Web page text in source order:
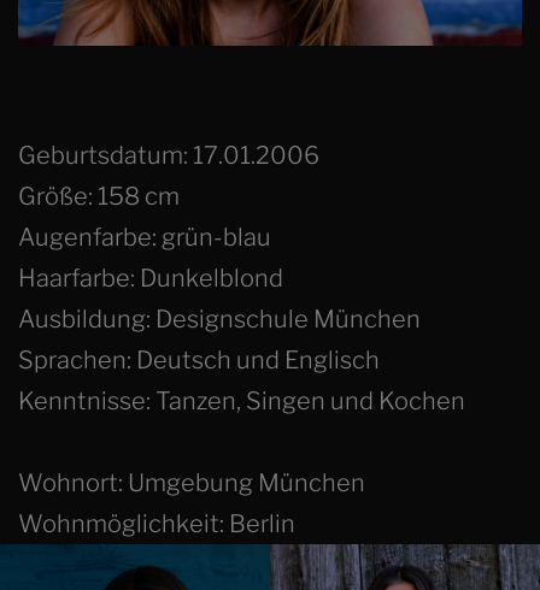
Geburtsdatum: 17.01.2006
Größe: 158 cm
Augenfarbe: grün-blau
Haarfarbe: Dunkelblond
Ausbildung: Designschule München
Sprachen: Deutsch und Englisch
Kenntnisse: Tanzen, Singen und Kochen
Wohnort: Umgebung München
Wohnmöglichkeit: Berlin